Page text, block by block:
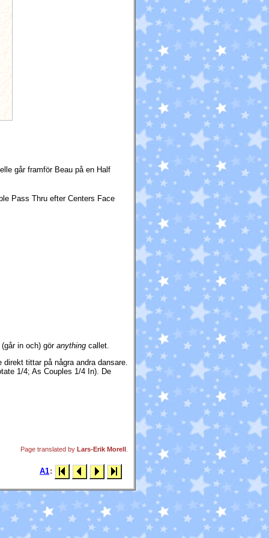
går framför Beau på en Half
Pass Thru efter Centers Face
in och) gör anything callet.
tittar på några andra dansare.
1/4; As Couples 1/4 In). De
Page translated by Lars-Erik Morell
A1: